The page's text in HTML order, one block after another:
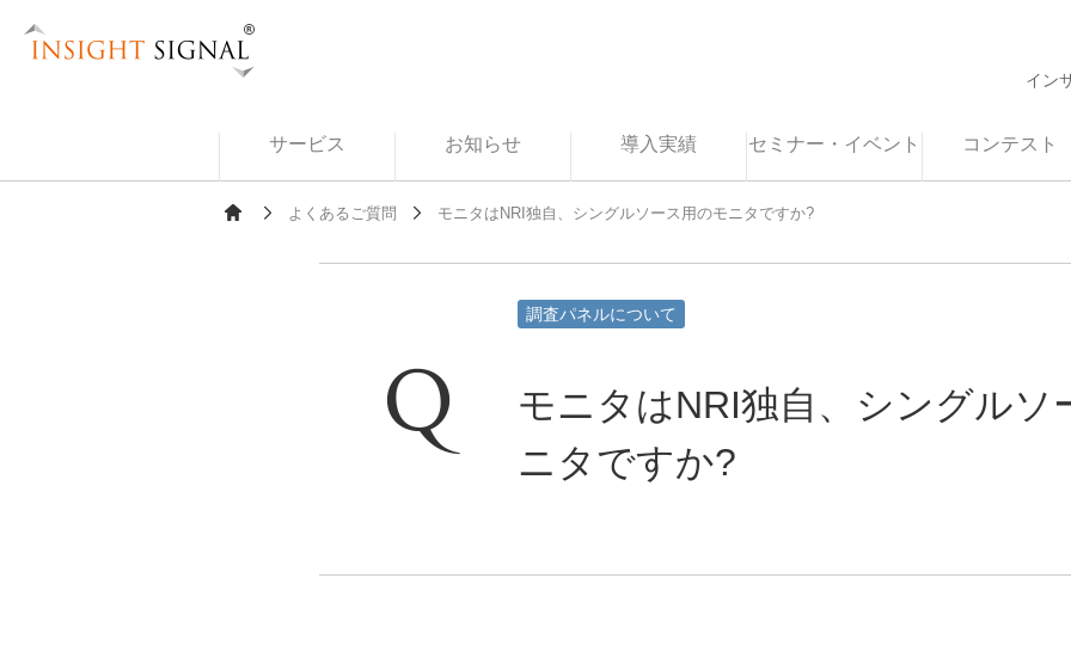
イン
サービス お知らせ 導入実績 セミナー・イベント コンテスト
よくあるご質問 モニタはNRI独自、シングルソース用のモニタですか?
調査パネルについて
モニタはNRI独自、シングルソ
ニタですか?